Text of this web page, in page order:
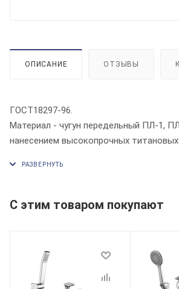
ОПИСАНИЕ ОТЗЫВЫ
ГОСТ18297-96.
Материал - чугун передельный ПЛ-1,
нанесением высокопрочных
- гарантия - 2 года;
С этим товаром покупают